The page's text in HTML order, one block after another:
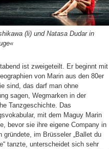
(li) und Natasa Dudar in
ist zweigeteilt. Er beginnt mit
von Marin aus den 80er
sind, das darf man ohne
sagen, Wegmarken in der
Tanzgeschichte. Das
mit dem Maguy Marin
bevor sie ihre eigene Company in
gründete, im Brüsseler „Ballet du
tanzte, unterscheidet sich sehr